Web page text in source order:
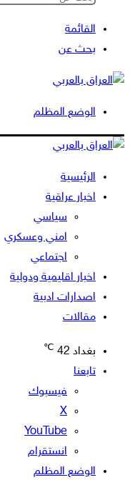
القائمة
بحث عن
الوضع المظلم
الرئيسية
اخبار عراقية
سياسي
امني وعسكري
اجتماعي
اخبار اقليمية ودولية
اصدارات ادبية
مقالات
بغداد 42
℃
تابعنا
فيسبوك
‫X
‫YouTube
انستقرام
الوضع المظلم